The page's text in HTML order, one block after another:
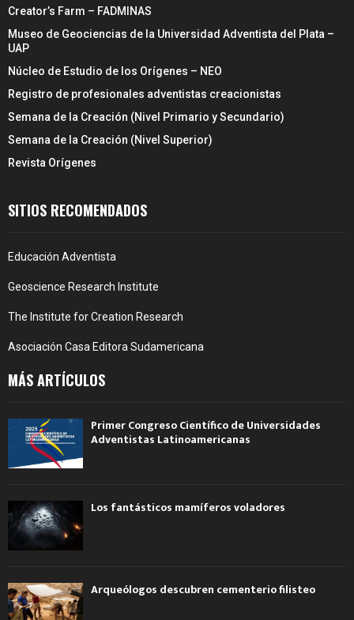
Creator’s Farm – FADMINAS
Museo de Geociencias de la Universidad Adventista del Plata –
UAP
Núcleo de Estudio de los Orígenes – NEO
Registro de profesionales adventistas creacionistas
Semana de la Creación (Nivel Primario y Secundario)
Semana de la Creación (Nivel Superior)
Revista Orígenes
SITIOS RECOMENDADOS
Educación Adventista
Geoscience Research Institute
The Institute for Creation Research
Asociación Casa Editora Sudamericana
MÁS ARTÍCULOS
Primer Congreso Científico de Universidades
Adventistas Latinoamericanas
Los fantásticos mamíferos voladores
Arqueólogos descubren cementerio filisteo